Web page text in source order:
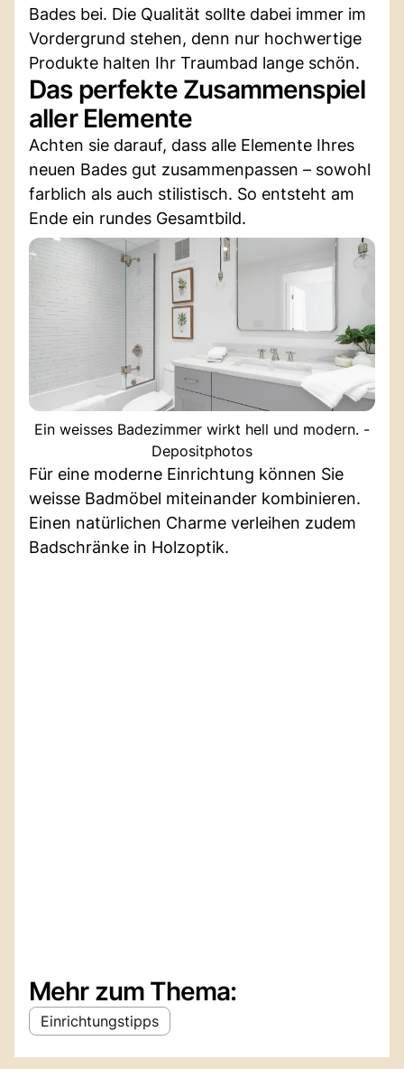
Bades bei. Die Qualität sollte dabei immer im
Vordergrund stehen, denn nur hochwertige
Produkte halten Ihr Traumbad lange schön.
Das perfekte Zusammenspiel
aller Elemente
Achten sie darauf, dass alle Elemente Ihres
neuen Bades gut zusammenpassen – sowohl
farblich als auch stilistisch. So entsteht am
Ende ein rundes Gesamtbild.
Ein weisses Badezimmer wirkt hell und modern. -
Depositphotos
Für eine moderne Einrichtung können Sie
weisse Badmöbel miteinander kombinieren.
Einen natürlichen Charme verleihen zudem
Badschränke in Holzoptik.
Mehr zum Thema:
Einrichtungstipps